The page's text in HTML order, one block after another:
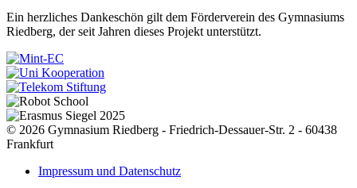
Ein herzliches Dankeschön gilt dem Förderverein des Gymnasiums
Riedberg, der seit Jahren dieses Projekt unterstützt.
© 2026 Gymnasium Riedberg - Friedrich-Dessauer-Str. 2 - 60438
Frankfurt
Impressum und Datenschutz